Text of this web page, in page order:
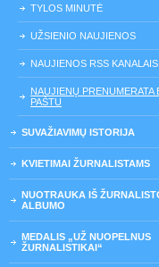
TYLOS MINUTĖ
UŽSIENIO NAUJIENOS
NAUJIENOS RSS KANALAIS
NAUJIENŲ PRENUMERATA
PAŠTU
SUVAŽIAVIMŲ ISTORIJA
KVIETIMAI ŽURNALISTAMS
NUOTRAUKA IŠ
ALBUMO
MEDALIS „UŽ NUOPELNUS
ŽURNALISTIKAI“